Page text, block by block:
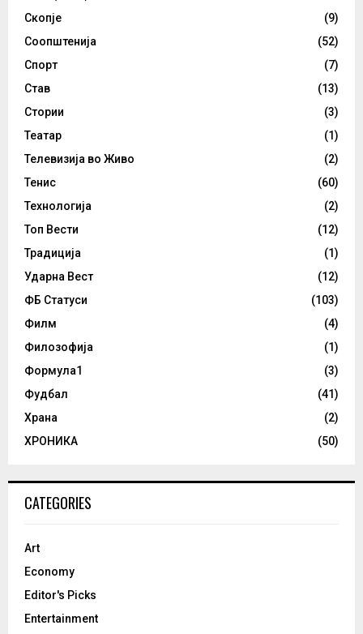
Скопје
(9)
Соопштенија
(52)
Спорт
(7)
Став
(13)
Стории
(3)
Театар
(1)
Телевизија во Живо
(2)
Тенис
(60)
Технологија
(2)
Топ Вести
(12)
Традиција
(1)
Ударна Вест
(12)
ФБ Статуси
(103)
Филм
(4)
Филозофија
(1)
Формула1
(3)
Фудбал
(41)
Храна
(2)
ХРОНИКА
(50)
CATEGORIES
Art
Economy
Editor's Picks
Entertainment